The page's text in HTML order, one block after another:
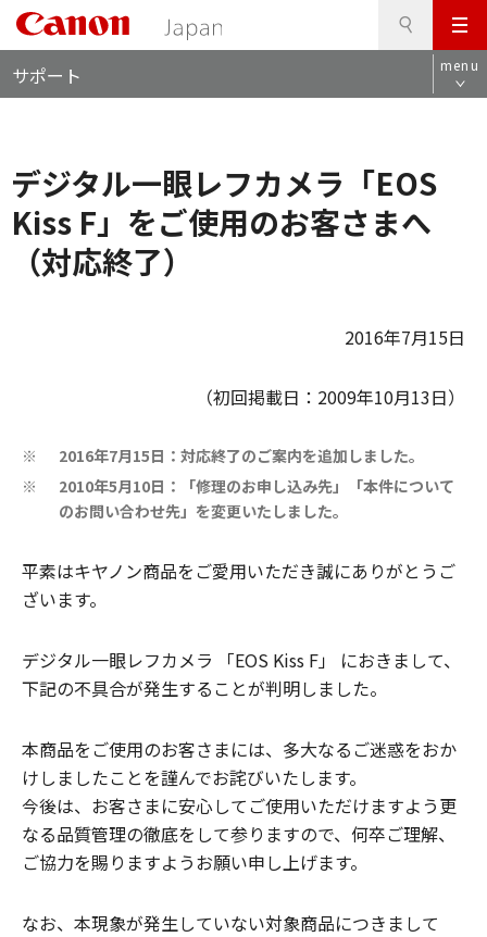
メ
ニ
ュ
ビ
サポート menu
デジタル一眼レフカメラ「EOS
Kiss F」をご使用のお客さまへ
（対応終了）
2016年7月15日
（初回掲載日：2009年10月13日）
※ 2016年7月15日：対応終了のご案内を追加しました。
※
2010年5月10日：「修理のお申し込み先」「本件について
のお問い合わせ先」を変更いたしました。
平素はキヤノン商品をご愛用いただき誠にありがとうご
ざいます。
デジタル一眼レフカメラ 「EOS Kiss F」 におきまして、
下記の不具合が発生することが判明しました。
本商品をご使用のお客さまには、多大なるご迷惑をおか
けしましたことを謹んでお詫びいたします。
今後は、お客さまに安心してご使用いただけますよう更
なる品質管理の徹底をして参りますので、何卒ご理解、
ご協力を賜りますようお願い申し上げます。
なお、本現象が発生していない対象商品につきまして